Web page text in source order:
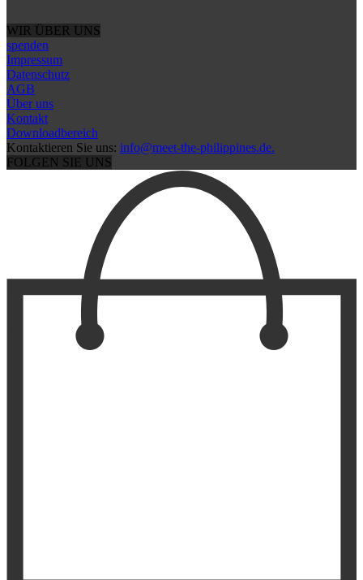
WIR ÜBER UNS
spenden
Impressum
Datenschutz
AGB
Über uns
Kontakt
Downloadbereich
Kontaktieren Sie uns: info@meet-the-philippines.de.
FOLGEN SIE UNS